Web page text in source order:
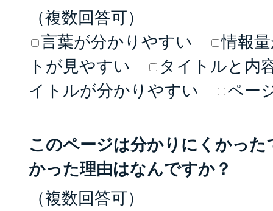
（複数回答可）
言葉が分かりやすい
情報
トが見やすい
タイトルと内
イトルが分かりやすい
ペー
このページは分かりにくかっ
かった理由はなんですか？
（複数回答可）